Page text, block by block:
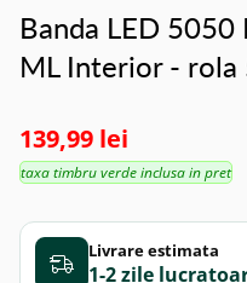
Banda LED
ML Interior - rola
139,99 lei
taxa timbru verde inclusa in pret
Livrare estimata
1-2 zile